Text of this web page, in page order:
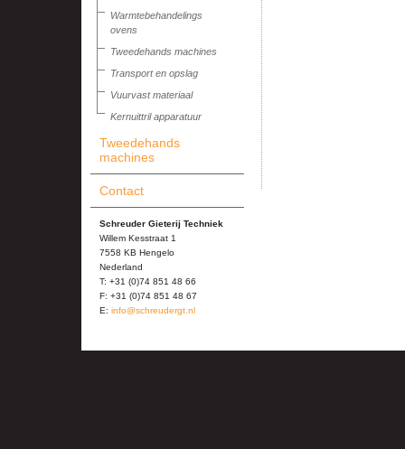
Warmtebehandelings
ovens
Tweedehands machines
Transport en opslag
Vuurvast materiaal
Kernuittril apparatuur
Tweedehands
machines
Contact
Schreuder Gieterij Techniek
Willem Kesstraat 1
7558 KB Hengelo
Nederland
T: +31 (0)74 851 48 66
F: +31 (0)74 851 48 67
E: info@schreudergt.nl